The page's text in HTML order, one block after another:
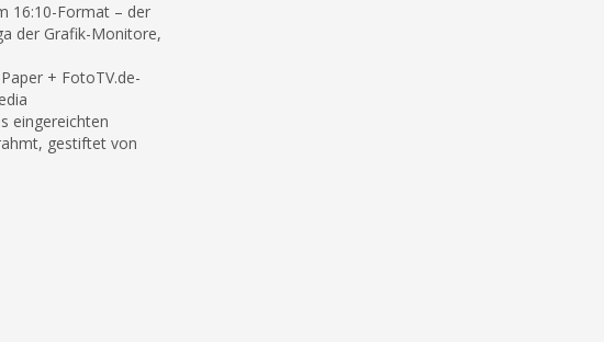
16:10-Format – der
der Grafik-Monitore,
+ FotoTV.de-
eingereichten
gestiftet von